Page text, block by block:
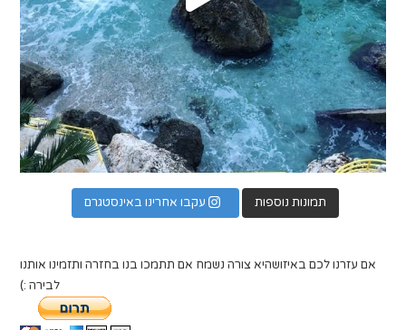
תמונות נוספות עקבו אחרינו באינסטגרם
אם עזרנו לכם באיזושהיא צורה נשמח אם תתמכו בנו בחזרה ותזמינו אותנו
לבירה :)